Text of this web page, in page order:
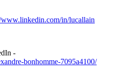
www.linkedin.com/in/lucallain
-
bonhomme-7095a4100/